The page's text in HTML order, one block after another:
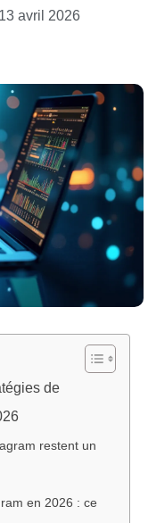
13 avril 2026
de
restent un
en 2026 : ce